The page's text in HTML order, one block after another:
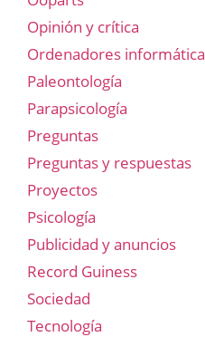
Opinión y crítica
Ordenadores informática
Paleontología
Parapsicología
Preguntas
Preguntas y respuestas
Proyectos
Psicología
Publicidad y anuncios
Record Guiness
Sociedad
Tecnología